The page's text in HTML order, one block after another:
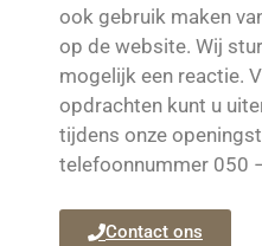
ook gebruik maken
op de website. Wij
mogelijk een reactie.
opdrachten kunt u
tijdens onze
telefoonnummer 050
Contact ons